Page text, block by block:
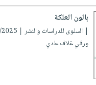
بالون العلكة
| السلوى للدراسات والنشر | 30/10/2025
ورقي غلاف عادي